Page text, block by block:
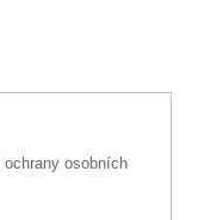
ochrany osobních